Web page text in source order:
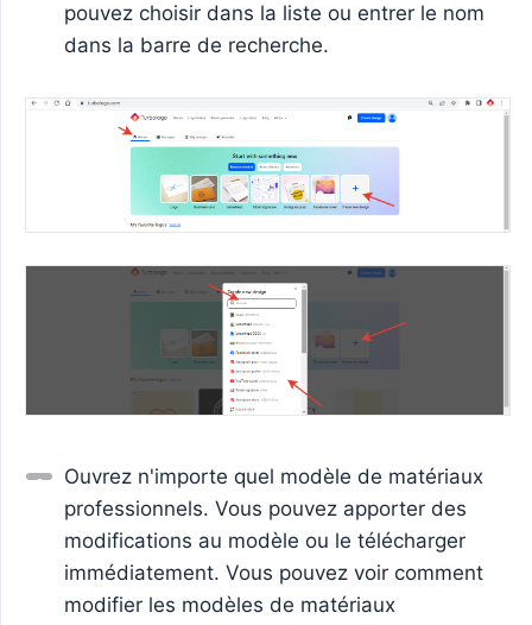
pouvez choisir dans la liste ou entrer le nom
dans la barre de recherche.
Ouvrez n'importe quel modèle de matériaux
professionnels. Vous pouvez apporter des
modifications au modèle ou le télécharger
immédiatement. Vous pouvez voir comment
modifier les modèles de matériaux